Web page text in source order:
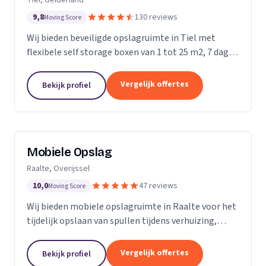
9,8Moving Score 130 reviews
Wij bieden beveiligde opslagruimte in Tiel met
flexibele self storage boxen van 1 tot 25 m2, 7 dagen
Bekijk profiel Vergelijk offertes
Mobiele Opslag
Raalte, Overijssel
10,0Moving Score 47 reviews
Wij bieden mobiele opslagruimte in Raalte voor het
tijdelijk opslaan van spullen tijdens verhuizing,
Bekijk profiel Vergelijk offertes